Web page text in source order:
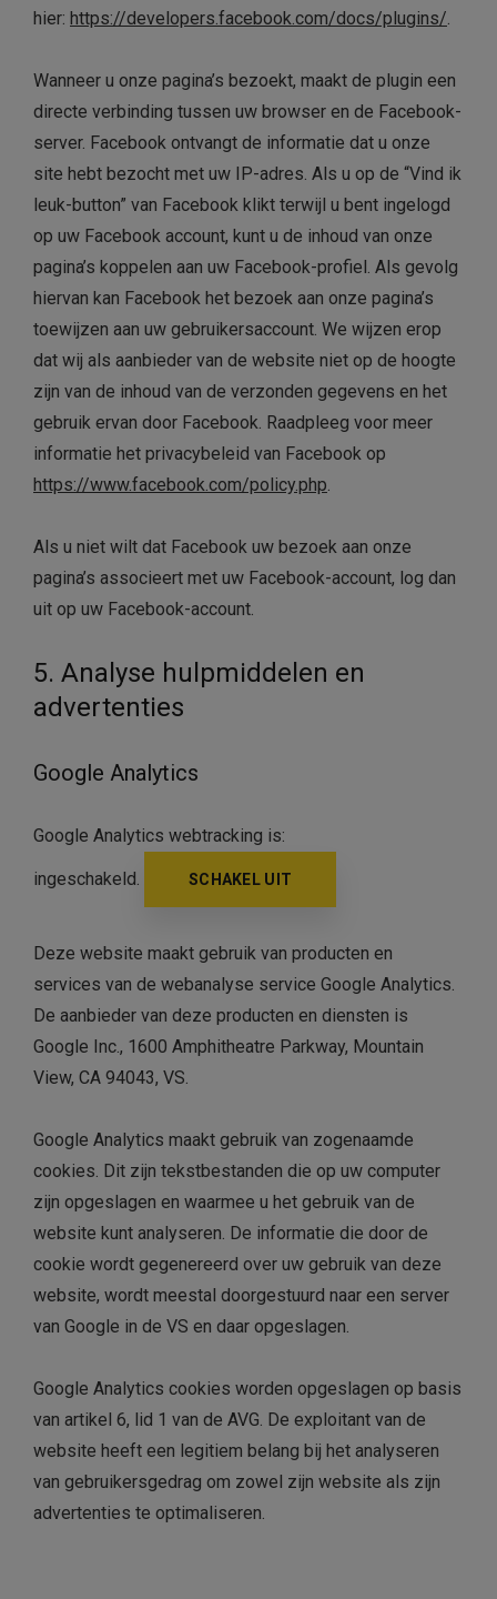
hier: https://developers.facebook.com/docs/plugins/.
Wanneer u onze pagina’s bezoekt, maakt de plugin een
directe verbinding tussen uw browser en de Facebook-
server. Facebook ontvangt de informatie dat u onze
site hebt bezocht met uw IP-adres. Als u op de “Vind ik
leuk-button” van Facebook klikt terwijl u bent ingelogd
op uw Facebook account, kunt u de inhoud van onze
pagina’s koppelen aan uw Facebook-profiel. Als gevolg
hiervan kan Facebook het bezoek aan onze pagina’s
toewijzen aan uw gebruikersaccount. We wijzen erop
dat wij als aanbieder van de website niet op de hoogte
zijn van de inhoud van de verzonden gegevens en het
gebruik ervan door Facebook. Raadpleeg voor meer
informatie het privacybeleid van Facebook op
https://www.facebook.com/policy.php.
Als u niet wilt dat Facebook uw bezoek aan onze
pagina’s associeert met uw Facebook-account, log dan
uit op uw Facebook-account.
5. Analyse hulpmiddelen en
advertenties
Google Analytics
Google Analytics webtracking is:
ingeschakeld. SCHAKEL UIT
Deze website maakt gebruik van producten en
services van de webanalyse service Google Analytics.
De aanbieder van deze producten en diensten is
Google Inc., 1600 Amphitheatre Parkway, Mountain
View, CA 94043, VS.
Google Analytics maakt gebruik van zogenaamde
cookies. Dit zijn tekstbestanden die op uw computer
zijn opgeslagen en waarmee u het gebruik van de
website kunt analyseren. De informatie die door de
cookie wordt gegenereerd over uw gebruik van deze
website, wordt meestal doorgestuurd naar een server
van Google in de VS en daar opgeslagen.
Google Analytics cookies worden opgeslagen op basis
van artikel 6, lid 1 van de AVG. De exploitant van de
website heeft een legitiem belang bij het analyseren
van gebruikersgedrag om zowel zijn website als zijn
advertenties te optimaliseren.